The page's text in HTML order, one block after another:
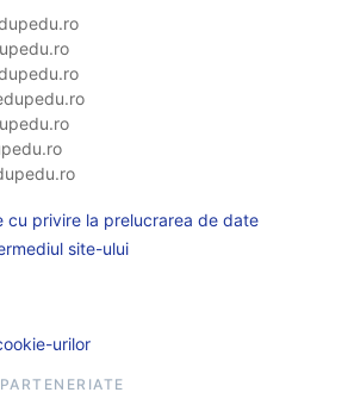
cu privire la prelucrarea de date
site-ului
urilor